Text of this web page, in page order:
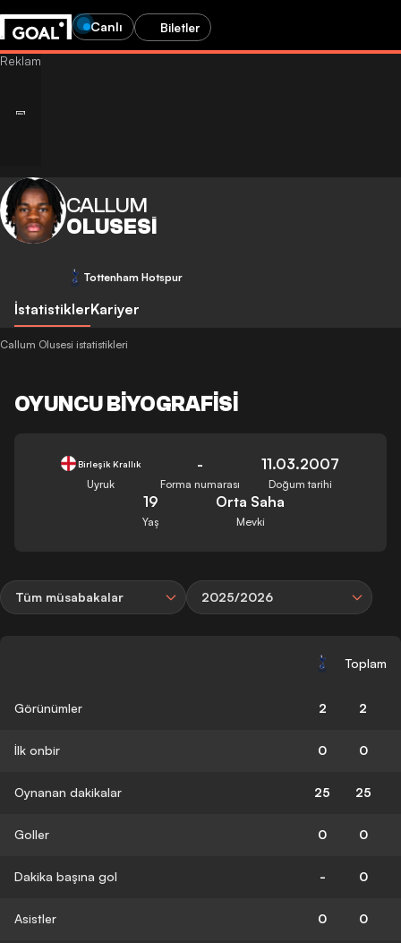
Canlı Biletler
CALLUM
OLUSESI
Tottenham Hotspur
İstatistiklerKariyer
Callum Olusesi istatistikleri
OYUNCU BIYOGRAFISI
Birleşik Krallık
Uyruk
-
Forma numarası
11.03.2007
Doğum tarihi
19
Yaş
Orta Saha
Mevki
Tüm müsabakalar 2025/2026
Toplam
Görünümler 2 2
İlk onbir 0 0
Oynanan dakikalar 25 25
Goller 0 0
Dakika başına gol - 0
Asistler 0 0